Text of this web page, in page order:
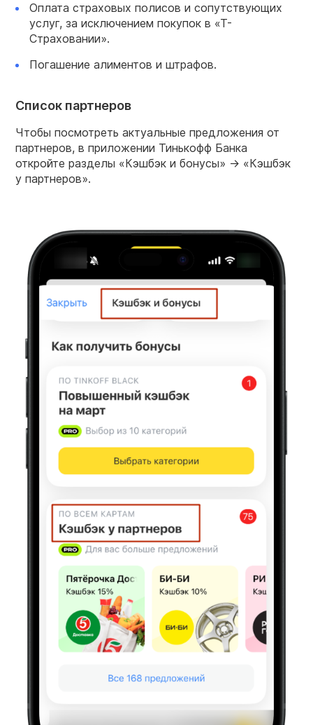
Оплата страховых полисов и сопутствующих
услуг, за исключением покупок в «Т-
Страховании».
Погашение алиментов и штрафов.
Список партнеров
Чтобы посмотреть актуальные предложения от
партнеров, в приложении Тинькофф Банка
откройте разделы «Кэшбэк и бонусы» → «Кэшбэк
у партнеров».